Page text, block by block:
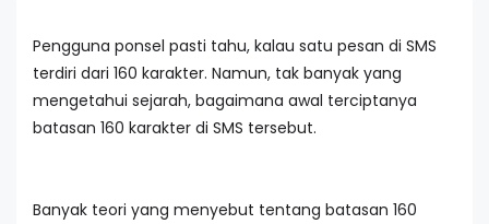
Pengguna ponsel pasti tahu, kalau satu pesan di SMS
terdiri dari 160 karakter. Namun, tak banyak yang
mengetahui sejarah, bagaimana awal terciptanya
batasan 160 karakter di SMS tersebut.
Banyak teori yang menyebut tentang batasan 160